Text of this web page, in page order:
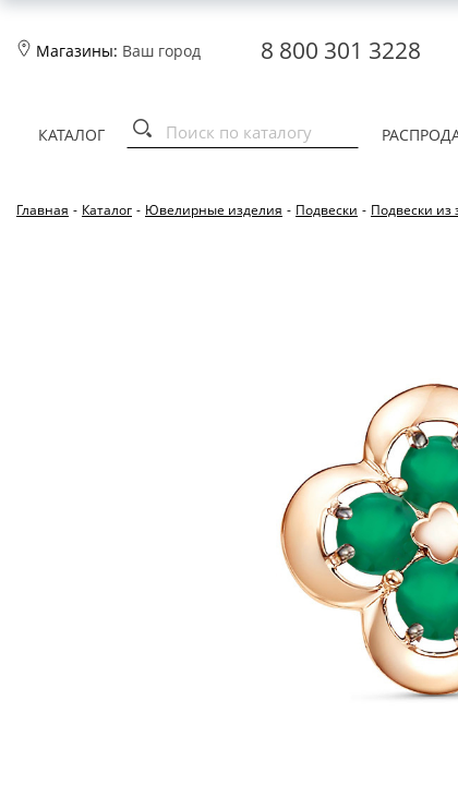
Магазины: Ваш город 8 800 301 3228
КАТАЛОГ
Главная - Каталог - Ювелирные изделия - Подвески - Подвески из